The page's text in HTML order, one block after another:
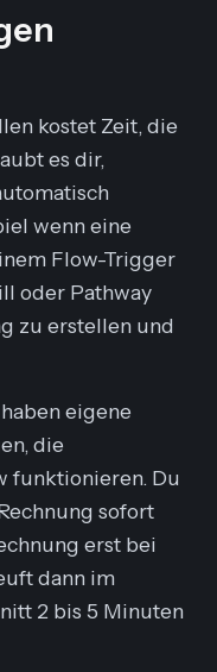
kostet Zeit, die
es dir,
wenn eine
Flow-Trigger
oder Pathway
zu erstellen und
eigene
die
funktionieren. Du
sofort
erst bei
dann im
2 bis 5 Minuten